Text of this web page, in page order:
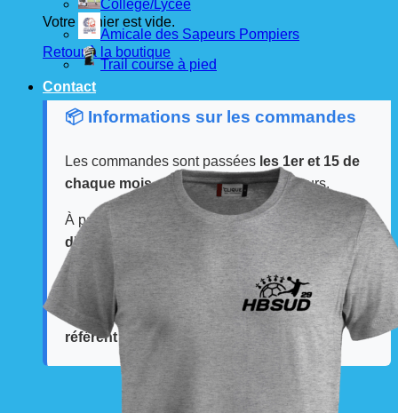
Votre panier est vide.
Retour à la boutique
📦 Informations sur les commandes
Les commandes sont passées les 1er et 15 de
chaque moisauprès de nos fournisseurs.
À partir de ces dates, le délai de livraison est
d'environ 3 semaines
La livraison est effectuéedirectement au club
La commande est à récupérer auprès du
référent des équipements du club
Collège/Lycée
Amicale des Sapeurs Pompiers
Trail course à pied
Contact